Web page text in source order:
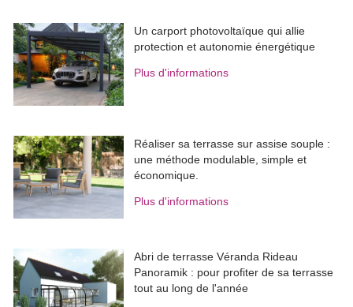
Un carport photovoltaïque qui allie
protection et autonomie énergétique
Plus d'informations
Réaliser sa terrasse sur assise souple :
une méthode modulable, simple et
économique.
Plus d'informations
Abri de terrasse Véranda Rideau
Panoramik : pour profiter de sa terrasse
tout au long de l'année